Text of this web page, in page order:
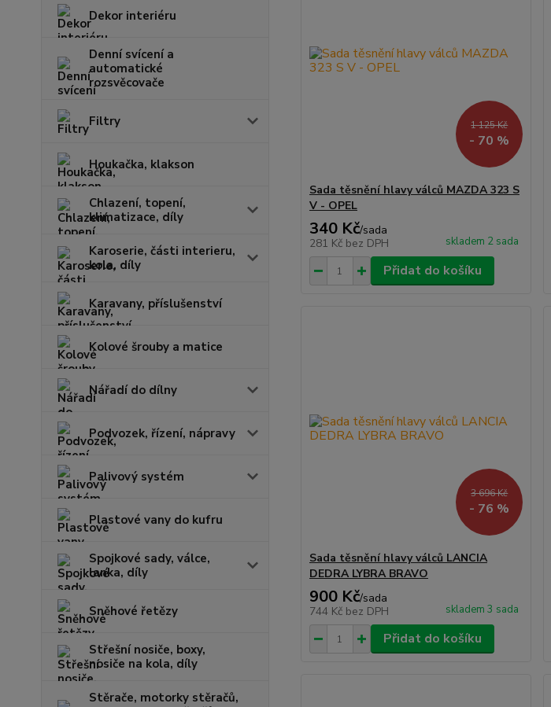
Dekor interiéru
Denní svícení a
automatické
rozsvěcovače
Filtry
Houkačka, klakson
Chlazení, topení,
klimatizace, díly
Karoserie, části interieru,
kola, díly
Karavany, příslušenství
Kolové šrouby a matice
Nářadí do dílny
Podvozek, řízení, nápravy
Palivový systém
Plastové vany do kufru
Spojkové sady, válce,
lanka, díly
Sněhové řetězy
Střešní nosiče, boxy,
nosiče na kola, díly
Stěrače, motorky stěračů,
1 125 Kč
- 70 %
Sada těsnění hlavy válců MAZDA 323 S
V - OPEL
340 Kč/sada
281 Kč bez DPH skladem 2 sada
Přidat do košíku
3 696 Kč
- 76 %
Sada těsnění hlavy válců LANCIA
DEDRA LYBRA BRAVO
900 Kč/sada
744 Kč bez DPH skladem 3 sada
Přidat do košíku